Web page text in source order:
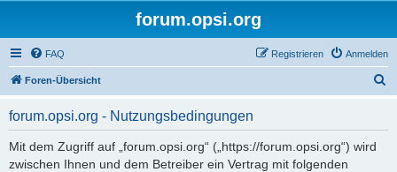
forum.opsi.org
FAQ Anmelden
Registrieren
Foren-Übersicht
forum.opsi.org - Nutzungsbedingungen
Mit dem Zugriff auf „forum.opsi.org“ („https://forum.opsi.org“) wird
zwischen Ihnen und dem Betreiber ein Vertrag mit folgenden